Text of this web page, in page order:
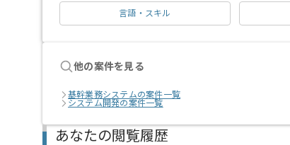
言語・スキル
他の案件を見る
基幹業務システムの案件一覧
システム開発の案件一覧
あなたの閲覧履歴